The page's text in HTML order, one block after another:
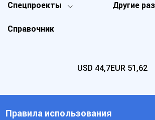
Спецпроекты Другие
Справочник
USD 44,7EUR 51,62
Правила использования